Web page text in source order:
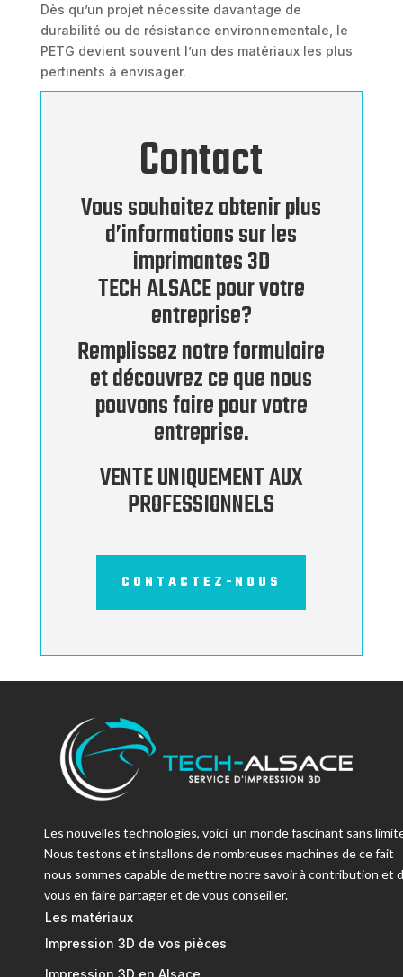
Dès qu’un projet nécessite davantage de
durabilité ou de résistance environnementale, le
PETG devient souvent l’un des matériaux les plus
pertinents à envisager.
Contact
Vous souhaitez obtenir plus
d’informations sur les
imprimantes 3D
TECH ALSACE pour votre
entreprise?
Remplissez notre formulaire
et découvrez ce que nous
pouvons faire pour votre
entreprise.
VENTE UNIQUEMENT AUX
PROFESSIONNELS
CONTACTEZ-NOUS
Les nouvelles technologies, voici un monde fascinant sans
Nous testons et installons de nombreuses machines de ce fait
nous sommes capable de mettre notre savoir à contribution et
vous en faire partager et de vous conseiller.
Les matériaux
Impression 3D de vos pièces
Impression 3D en Alsace